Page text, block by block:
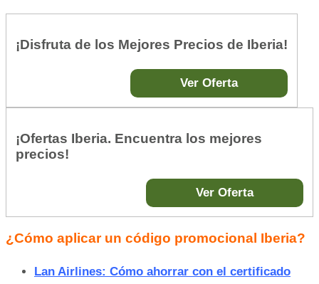
¡Disfruta de los Mejores Precios de Iberia!
Ver Oferta
¡Ofertas Iberia. Encuentra los mejores
precios!
Ver Oferta
¿Cómo aplicar un código promocional Iberia?
Lan Airlines: Cómo ahorrar con el certificado